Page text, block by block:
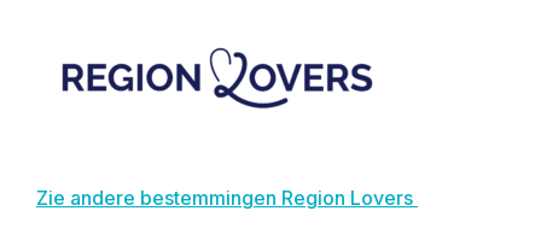
Zie andere bestemmingen Region Lovers